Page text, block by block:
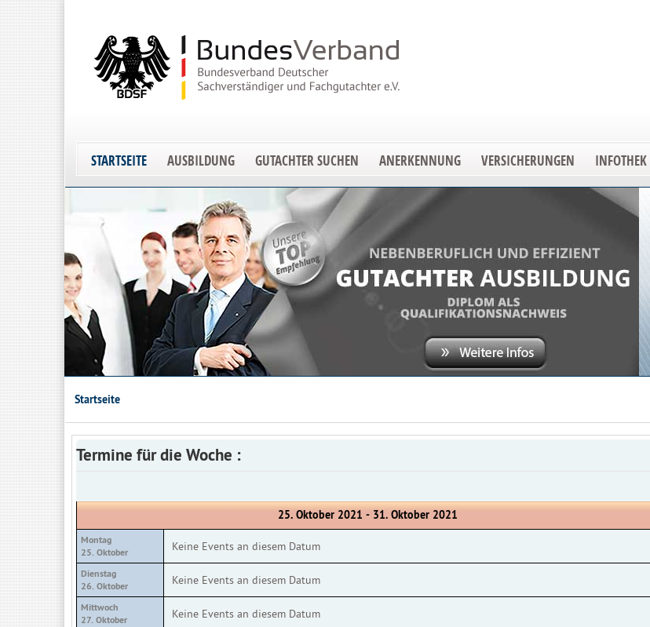
STARTSEITE AUSBILDUNG GUTACHTER SUCHEN ANERKENNUNG VERSICHERUNGEN INFOTHEK
Startseite
Termine für die Woche :
25. Oktober 2021 - 31. Oktober 2021
Montag
25. Oktober
Keine Events an diesem Datum
Dienstag
26. Oktober
Keine Events an diesem Datum
Mittwoch
27. Oktober
Keine Events an diesem Datum